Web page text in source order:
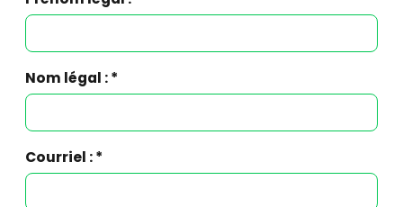
Nom légal : *
Courriel : *